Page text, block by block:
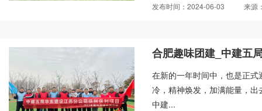
发布时间：2024-06-03 来源
合肥趣味团建_中建五
在新的一年时间中，也是正
冷，精神焕发，加满能量，
中建...